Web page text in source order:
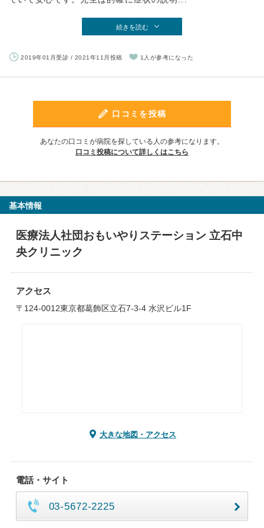
続きを読む
2019年01月受診 / 2021年11月投稿 1人が参考になった
口コミを投稿
あなたの口コミが病院を探している人の参考になります。
口コミ投稿について詳しくはこちら
基本情報
医療法人社団おもいやりステーション 立石中
央クリニック
アクセス
〒124-0012東京都葛飾区立石7-3-4 水沢ビル1F
大きな地図・アクセス
電話・サイト
03-5672-2225